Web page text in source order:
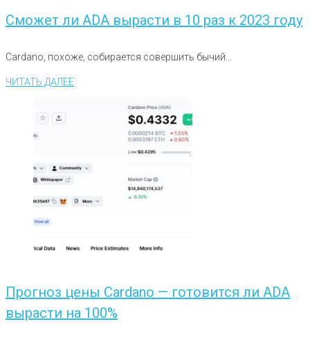
Cможет ли ADA вырасти в 10 раз к 2023 году
Cardano, похоже, собирается совершить бычий...
ЧИТАТЬ ДАЛЕЕ
Прогноз цены Cardano — готовится ли ADA
вырасти на 100%